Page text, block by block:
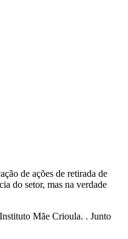
de ações de retirada de
do setor, mas na verdade
Mãe Crioula. . Junto